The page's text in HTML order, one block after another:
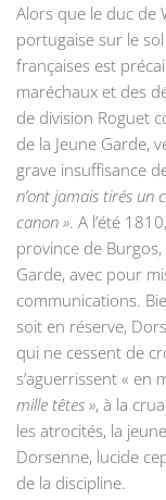
Alors que le duc de
portugaise sur le
françaises est
maréchaux et des
de division Roguet
de la Jeune Garde,
grave insuffisance
n’ont jamais tirés un
canon ». A l’été
province de
Garde, avec pour
communications.
soit en réserve,
qui ne cessent de
s’aguerrissent « en
mille têtes », à la
les atrocités, la
Dorsenne, lucide
de la discipline.